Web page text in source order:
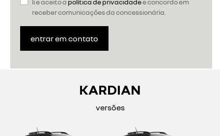
receber comunicações da concessionária.
entrar em contato
KARDIAN
versões